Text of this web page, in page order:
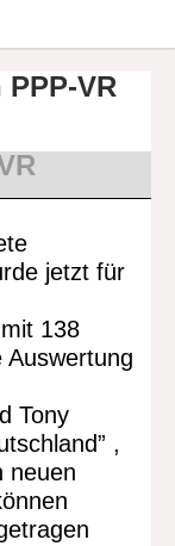
VR
jetzt für
138
Auswertung
Tony
,
neuen